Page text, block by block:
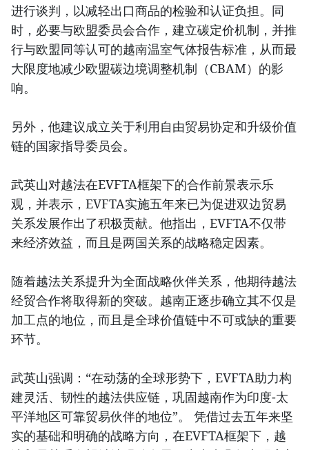
进行谈判，以减轻出口商品的检验和认证负担。同
时，必要与欧盟委员会合作，建立碳定价机制，并推
行与欧盟同等认可的越南温室气体报告标准，从而最
大限度地减少欧盟碳边境调整机制（CBAM）的影
响。
另外，他建议成立关于利用自由贸易协定和升级价值
链的国家指导委员会。
武英山对越法在EVFTA框架下的合作前景表示乐
观，并表示，EVFTA实施五年来已为促进双边贸易
关系发展作出了积极贡献。他指出，EVFTA不仅带
来经济效益，而且是两国关系的战略稳定因素。
随着越法关系提升为全面战略伙伴关系，他期待越法
经贸合作将取得新的突破。越南正逐步确立其不仅是
加工点的地位，而且是全球价值链中不可或缺的重要
环节。
武英山强调：“在动荡的全球形势下，EVFTA助力构
建灵活、韧性的越法供应链，巩固越南作为印度-太
平洋地区可靠贸易伙伴的地位”。 凭借过去五年来坚
实的基础和明确的战略方向，在EVFTA框架下，越